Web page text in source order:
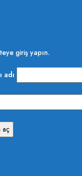
giriş yapın.
adı